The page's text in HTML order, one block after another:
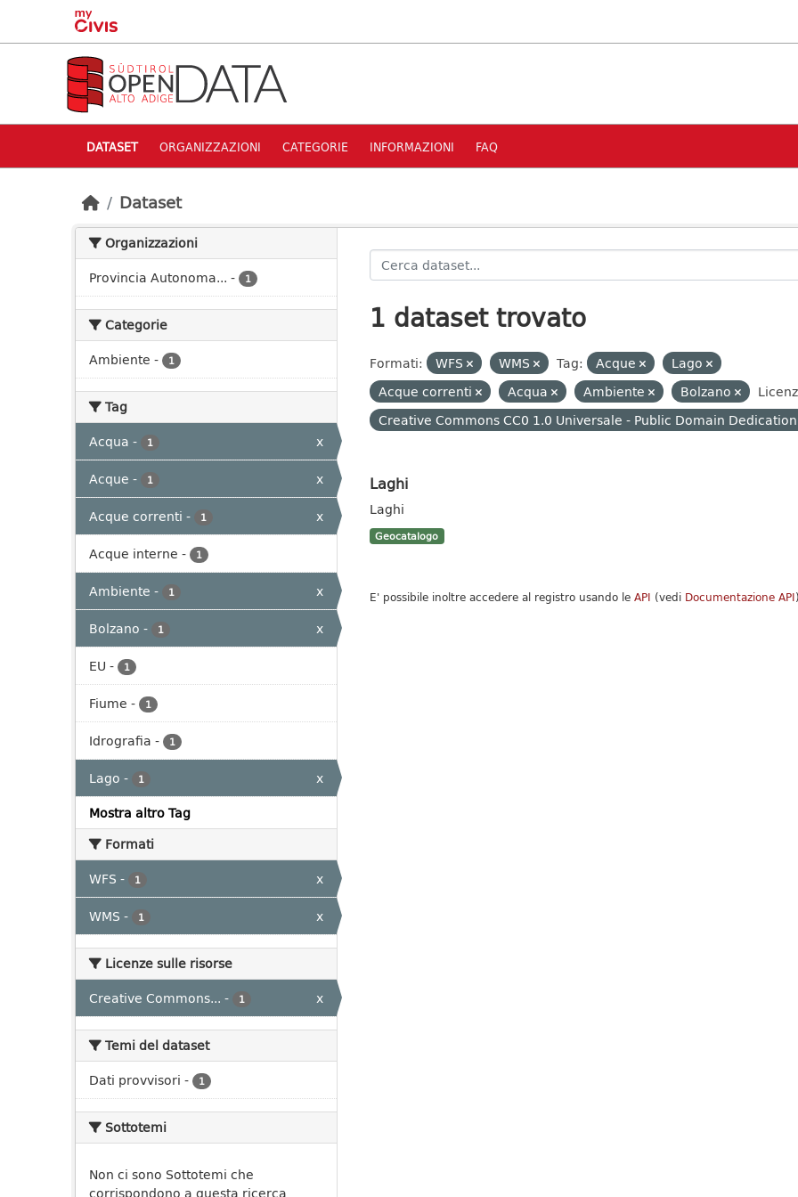
Skip to main content
DATASET ORGANIZZAZIONI CATEGORIE INFORMAZIONI FAQ
Dataset
Organizzazioni
Provincia Autonoma... - 1
Categorie
Ambiente - 1
Tag
Acqua - 1
x
Acque - 1
x
Acque correnti - 1
x
Acque interne - 1
Ambiente - 1
x
Bolzano - 1
x
EU - 1
Fiume - 1
Idrografia - 1
Lago - 1
x
Mostra altro Tag
Formati
WFS - 1
x
WMS - 1 x
Licenze sulle risorse
Creative Commons... - 1 x
Temi del dataset
Dati provvisori - 1
Sottotemi
Non ci sono Sottotemi che
corrispondono a questa ricerca
1 dataset trovato
Formati: WFS WMS Tag: Acque
Lago
Acque correnti
Acqua Ambiente Bolzano
Creative Commons CC0 1.0 Universale - Public Domain
Laghi
Laghi
Geocatalogo
E' possibile inoltre accedere al registro usando le API (vedi Documentazione API